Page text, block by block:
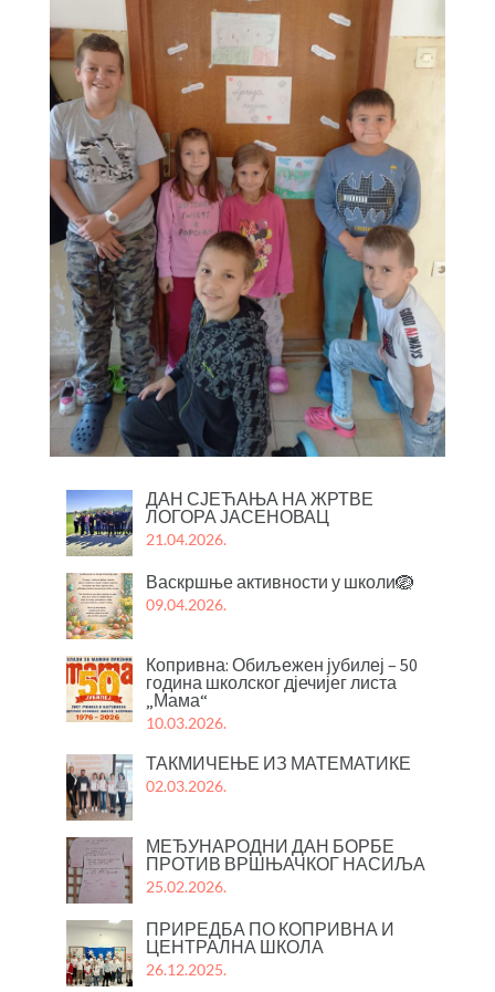
ДАН СЈЕЋАЊА НА ЖРТВЕ
ЛОГОРА ЈАСЕНОВАЦ
21.04.2026.
Васкршње активности у школи🪺
09.04.2026.
Копривна: Обиљежен јубилеј – 50
година школског дјечијег листа
„Мама“
10.03.2026.
ТАКМИЧЕЊЕ ИЗ МАТЕМАТИКЕ
02.03.2026.
МЕЂУНАРОДНИ ДАН БОРБЕ
ПРОТИВ ВРШЊАЧКОГ НАСИЉА
25.02.2026.
ПРИРЕДБА ПО КОПРИВНА И
ЦЕНТРАЛНА ШКОЛА
26.12.2025.